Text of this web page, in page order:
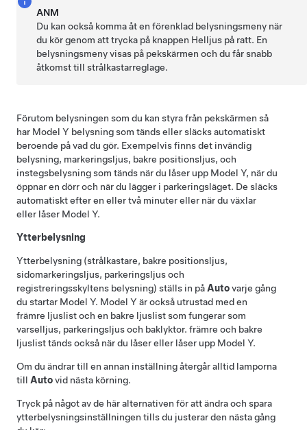
ANM
Du kan också komma åt en förenklad belysningsmeny när
du kör genom att trycka på knappen Helljus på ratt. En
belysningsmeny visas på pekskärmen och du får snabb
åtkomst till strålkastarreglage.
Förutom belysningen som du kan styra från pekskärmen så
har Model Y belysning som tänds eller släcks automatiskt
beroende på vad du gör. Exempelvis finns det invändig
belysning, markeringsljus, bakre positionsljus, och
instegsbelysning som tänds när du låser upp Model Y, när du
öppnar en dörr och när du lägger i parkeringsläget. De släcks
automatiskt efter en eller två minuter eller när du växlar
eller låser Model Y.
Ytterbelysning
Ytterbelysning (strålkastare, bakre positionsljus,
sidomarkeringsljus, parkeringsljus och
registreringsskyltens belysning) ställs in på Autovarje gång
du startar Model Y. Model Y är också utrustad med en
främre ljuslistoch en bakre ljuslistsom fungerar som
varselljus, parkeringsljus och baklyktor. främre och bakre
ljuslisttänds också när du låser eller låser upp Model Y.
Om du ändrar till en annan inställning återgår alltid lamporna
till Autovid nästa körning.
Tryck på något av de här alternativen för att ändra och spara
ytterbelysningsinställningen tills du justerar den nästa gång